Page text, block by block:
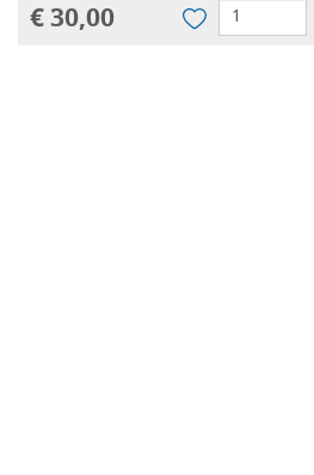
€ 30,00